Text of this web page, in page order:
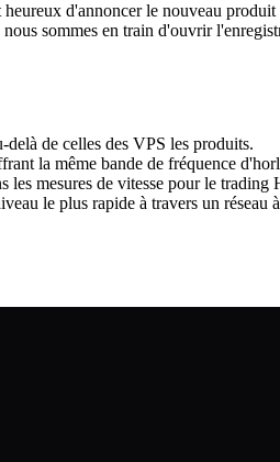
d'annoncer le nouveau
sommes en train d'ouvrir
de celles des VPS les produits.
la même bande de fréquence
les mesures de vitesse pour le trading
le plus rapide à travers un réseau